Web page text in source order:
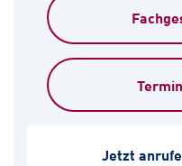
Jetzt